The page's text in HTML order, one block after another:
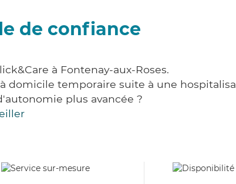
de confiance
à Fontenay-aux-Roses.
domicile temporaire suite à une
plus avancée ?